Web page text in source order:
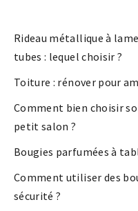
Rideau métallique à
tubes : lequel choisir ?
Toiture : rénover pour
Comment bien choisir
petit salon ?
Bougies parfumées à
Comment utiliser des
sécurité ?